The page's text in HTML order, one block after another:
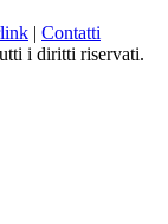
| Contatti
i diritti riservati.